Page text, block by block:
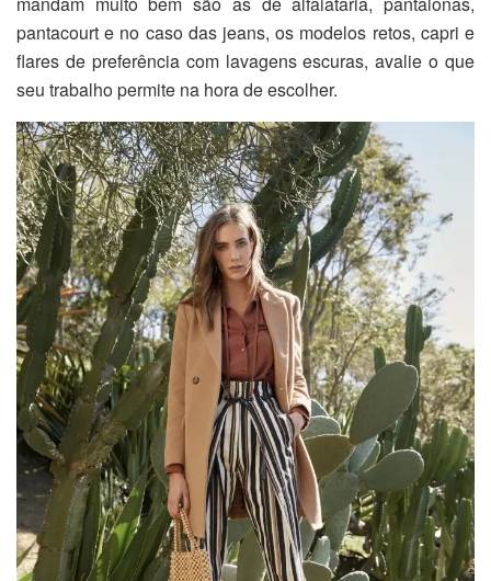
pantacourt e no caso das jeans, os modelos retos, capri e
flares de preferência com lavagens escuras, avalie o que
seu trabalho permite na hora de escolher.